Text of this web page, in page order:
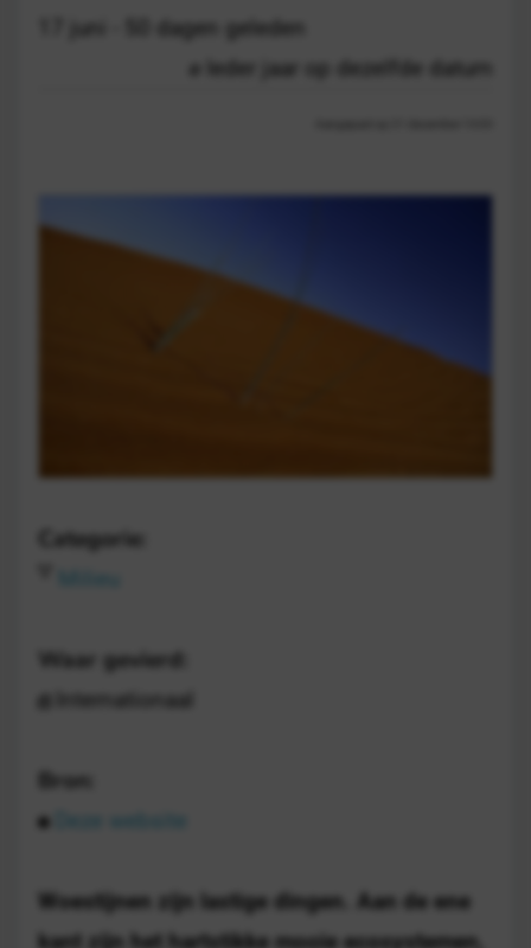
17 juni - 50 dagen geleden
Ieder jaar op dezelfde datum
Categorie:
Waar gevierd:
Internationaal
Bron:
Woestijnen zijn lastige dingen. Aan de ene
kant zijn het hartstikke mooie ecosystemen,